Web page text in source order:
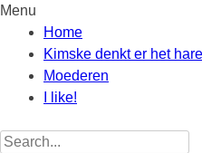
Menu
content
Home
Kimske denkt er het
Moederen
I like!
Search